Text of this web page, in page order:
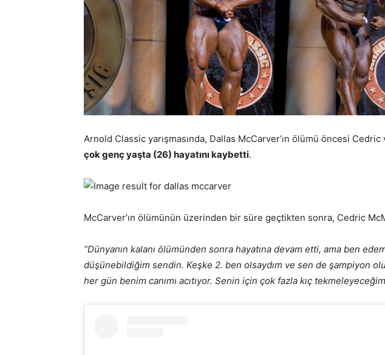
Arnold Classic yarışmasında, Dallas McCarver’ın ölümü öncesi
çok genç yaşta (26) hayatını kaybetti.
McCarver’ın ölümünün üzerinden bir süre geçtikten sonra, Cedric
“Dünyanın kalanı ölümünden sonra hayatına devam etti, ama ben
düşünebildiğim sendin. Keşke 2. ben olsaydım ve sen de şampiyon
her gün benim canımı acıtıyor. Senin için çok fazla kıç